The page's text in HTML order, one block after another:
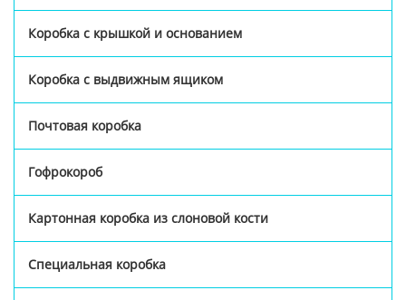
Коробка с крышкой и основанием
Коробка с выдвижным ящиком
Почтовая коробка
Гофрокороб
Картонная коробка из слоновой кости
Специальная коробка